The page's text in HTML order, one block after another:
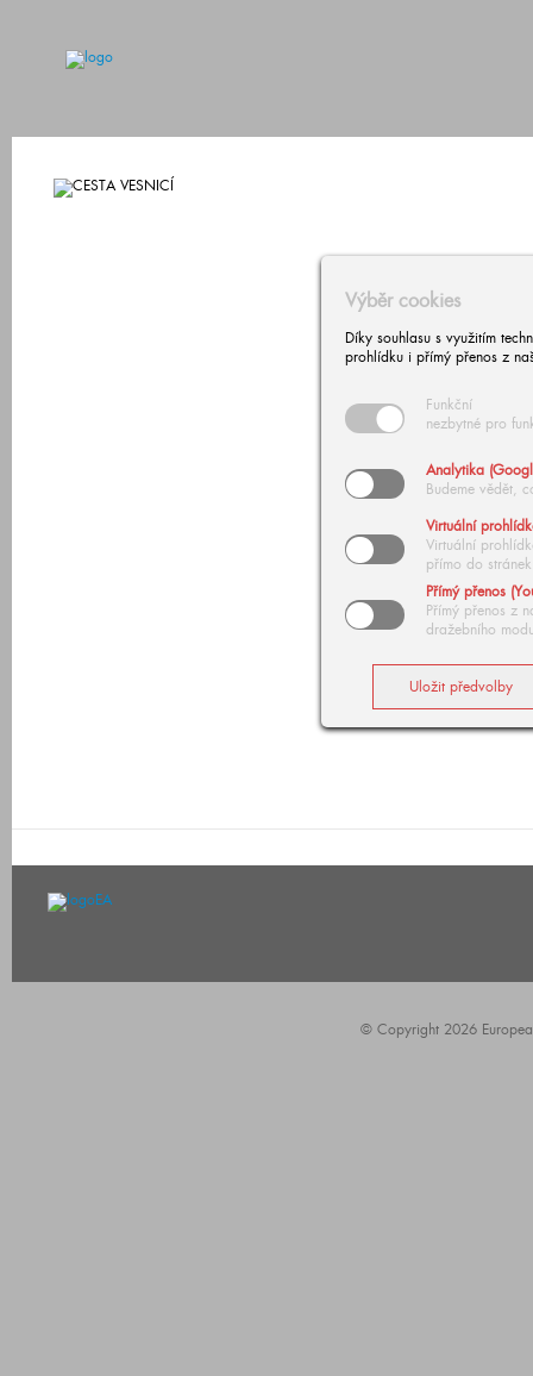
Výběr cookies
Díky souhlasu s využitím
prohlídku i přímý přenos z
Funkční
nezbytné pro
Analytika
Budeme vědět,
Virtuální
Virtuální
přímo do stránek
Přímý přenos
Přímý přenos z
dražebního
© Copyright 2026